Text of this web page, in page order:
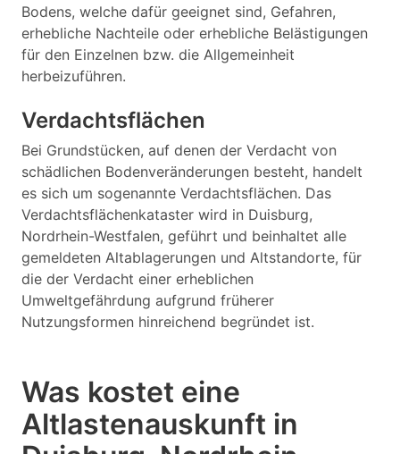
Bodens, welche dafür geeignet sind, Gefahren,
erhebliche Nachteile oder erhebliche Belästigungen
für den Einzelnen bzw. die Allgemeinheit
herbeizuführen.
Verdachtsflächen
Bei Grundstücken, auf denen der Verdacht von
schädlichen Bodenveränderungen besteht, handelt
es sich um sogenannte Verdachtsflächen. Das
Verdachtsflächenkataster wird in Duisburg,
Nordrhein-Westfalen, geführt und beinhaltet alle
gemeldeten Altablagerungen und Altstandorte, für
die der Verdacht einer erheblichen
Umweltgefährdung aufgrund früherer
Nutzungsformen hinreichend begründet ist.
Was kostet eine
Altlastenauskunft in